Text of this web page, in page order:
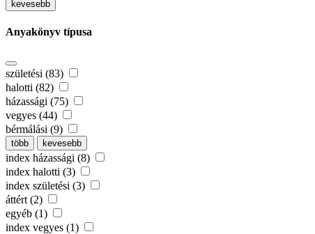
kevesebb
Anyakönyv típusa
születési (83)
halotti (82)
házassági (75)
vegyes (44)
bérmálási (9)
több kevesebb
index házassági (8)
index halotti (3)
index születési (3)
áttért (2)
egyéb (1)
index vegyes (1)